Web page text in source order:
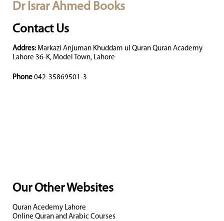
Dr Israr Ahmed Books
Contact Us
Addres: Markazi Anjuman Khuddam ul Quran Quran Academy
Lahore 36-K, Model Town, Lahore
Phone 042-35869501-3
Our Other Websites
Quran Acedemy Lahore
Online Quran and Arabic Courses